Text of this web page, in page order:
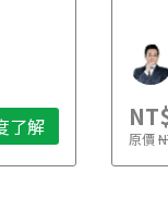
了解 原價